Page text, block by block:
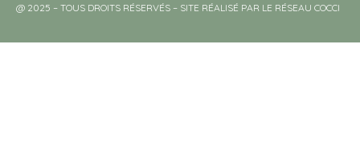
@ 2025 – TOUS DROITS RÉSERVÉS – SITE RÉALISÉ PAR LE RÉSEAU COCCI